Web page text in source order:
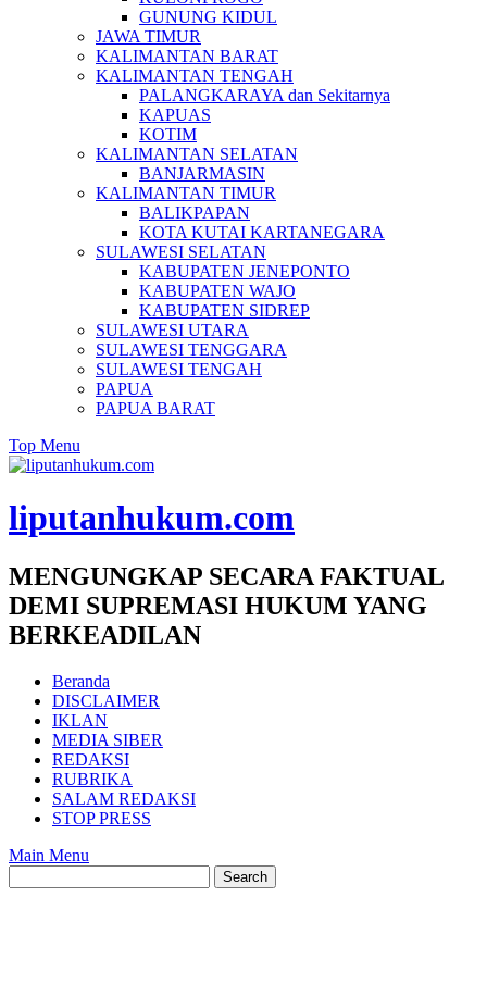
GUNUNG KIDUL
JAWA TIMUR
KALIMANTAN BARAT
KALIMANTAN TENGAH
PALANGKARAYA dan Sekitarnya
KAPUAS
KOTIM
KALIMANTAN SELATAN
BANJARMASIN
KALIMANTAN TIMUR
BALIKPAPAN
KOTA KUTAI KARTANEGARA
SULAWESI SELATAN
KABUPATEN JENEPONTO
KABUPATEN WAJO
KABUPATEN SIDREP
SULAWESI UTARA
SULAWESI TENGGARA
SULAWESI TENGAH
PAPUA
PAPUA BARAT
Top Menu
liputanhukum.com
MENGUNGKAP SECARA FAKTUAL
DEMI SUPREMASI HUKUM YANG
BERKEADILAN
Beranda
DISCLAIMER
IKLAN
MEDIA SIBER
REDAKSI
RUBRIKA
SALAM REDAKSI
STOP PRESS
Main Menu